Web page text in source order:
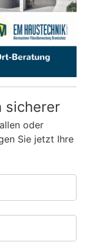
sicherer
oder
Sie jetzt Ihre